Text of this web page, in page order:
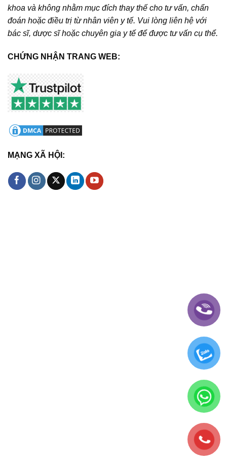
khoa và không nhằm mục đích thay thế cho tư vấn, chẩn
đoán hoặc điều trị từ nhân viên y tế. Vui lòng liên hệ với
bác sĩ, dược sĩ hoặc chuyên gia y tế để được tư vấn cụ thể.
CHỨNG NHẬN TRANG WEB:
MẠNG XÃ HỘI: